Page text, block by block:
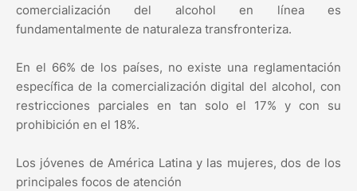
comercialización del alcohol en línea es
fundamentalmente de naturaleza transfronteriza.
En el 66% de los países, no existe una reglamentación
específica de la comercialización digital del alcohol, con
restricciones parciales en tan solo el 17% y con su
prohibición en el 18%.
Los jóvenes de América Latina y las mujeres, dos de los
principales focos de atención